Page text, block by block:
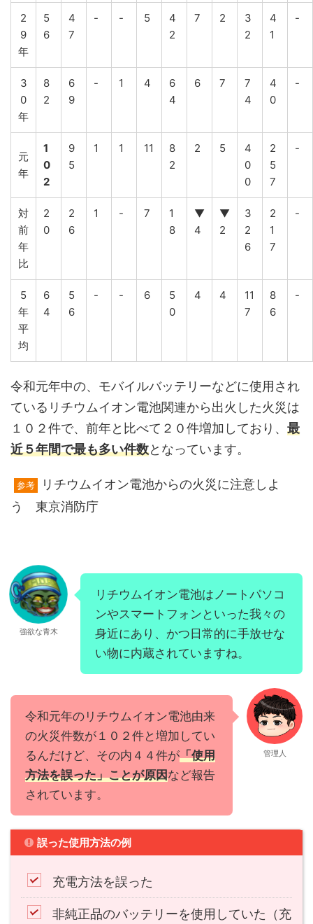
2
9
年
5
6
4
7
- - 5
4
2
7 2
3
2
4
1
-
3
0
年
8
2
6
9
- 1 4
6
4
6 7
7
4
4
0
-
元
年
1
0
2
9
5
1 1 11
8
2
2 5
4
0
0
2
5
7
-
対
前
年
比
2
0
2
6
1 - 7
1
8
▼
4
▼
2
3
2
6
2
1
7
-
5
年
平
均
6
4
5
6
- - 6
5
0
4 4
11
7
8
6
-
令和元年中の、モバイルバッテリーなどに使用され
ているリチウムイオン電池関連から出火した火災は
１０２件で、前年と比べて２０件増加しており、 最
近５年間で最も多い件数となっています。
参考
リチウムイオン電池からの火災に注意しよ
う 東京消防庁
強欲な青木
リチウムイオン電池はノートパソコ
ンやスマートフォンといった我々の
身近にあり、かつ日常的に手放せな
い物に内蔵されていますね。
令和元年のリチウムイオン電池由来
の火災件数が１０２件と増加してい
るんだけど、その内４４件が「使用
方法を誤った」ことが原因など報告
されています。
管理人
誤った使用方法の例
充電方法を誤った
非純正品のバッテリーを使用していた（充